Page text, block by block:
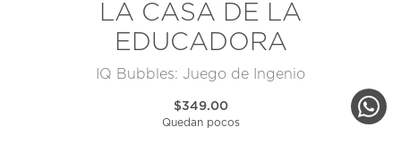
LA CASA DE LA
EDUCADORA
IQ Bubbles: Juego de Ingenio
$349.00
Quedan pocos